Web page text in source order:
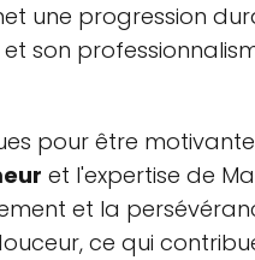
une progression
son
pour être
et l'expertise de
et la
ce qui